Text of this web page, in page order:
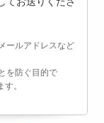
ールアドレスなど
を防ぐ目的で
。